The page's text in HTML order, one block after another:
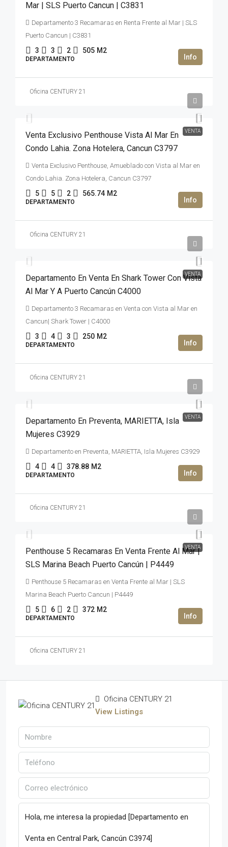
Mar | SLS Puerto Cancun | C3831
Departamento 3 Recamaras en Renta Frente al Mar | SLS
Puerto Cancun | C3831
3 3 2 505 M2
DEPARTAMENTO
Oficina CENTURY 21
VENTA
Venta Exclusivo Penthouse Vista Al Mar En
Condo Lahia. Zona Hotelera, Cancun C3797
Venta Exclusivo Penthouse, Amueblado con Vista al Mar en
Condo Lahia. Zona Hotelera, Cancun C3797
5 5 2 565.74 M2
DEPARTAMENTO
Oficina CENTURY 21
VENTA
Departamento En Venta En Shark Tower Con Vista
Al Mar Y A Puerto Cancún C4000
Departamento 3 Recamaras en Venta con Vista al Mar en
Cancun| Shark Tower | C4000
3 4 3 250 M2
DEPARTAMENTO
Oficina CENTURY 21
VENTA
Departamento En Preventa, MARIETTA, Isla
Mujeres C3929
Departamento en Preventa, MARIETTA, Isla Mujeres C3929
4 4 378.88 M2
DEPARTAMENTO
Oficina CENTURY 21
VENTA
Penthouse 5 Recamaras En Venta Frente Al Mar |
SLS Marina Beach Puerto Cancún | P4449
Penthouse 5 Recamaras en Venta Frente al Mar | SLS
Marina Beach Puerto Cancun | P4449
5 6 2 372 M2
DEPARTAMENTO
Oficina CENTURY 21
Oficina CENTURY 21
View Listings